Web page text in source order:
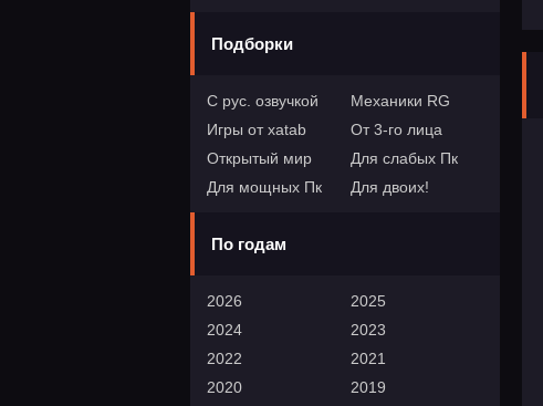
Подборки
С рус. озвучкой
Механики RG
Игры от xatab
От 3-го лица
Открытый мир
Для слабых Пк
Для мощных Пк
Для двоих!
По годам
2026
2025
2024
2023
2022
2021
2020
2019